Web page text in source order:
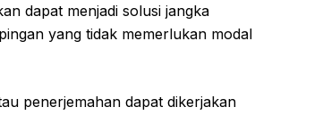
dapat menjadi solusi jangka
yang tidak memerlukan modal
penerjemahan dapat dikerjakan